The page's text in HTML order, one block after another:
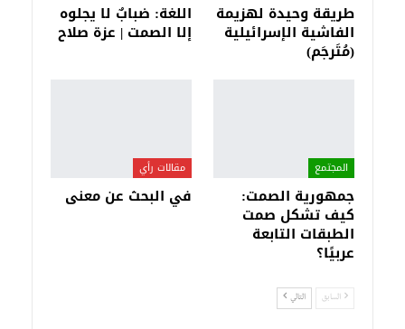
طريقة وحيدة لهزيمة
الفاشية الإسرائيلية
(مُتَرجَم)
اللغة: ضبابٌ لا يجلوه
إلا الصمت | عزة صلاح
المجتمع
جمهورية الصمت:
كيف تشكل صمت
الطبقات التابعة
عربيًا؟
مقالات رأي
في البحث عن معنى
السابق التالي